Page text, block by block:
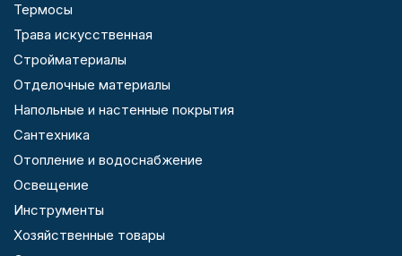
Термосы
Трава искусственная
Стройматериалы
Отделочные материалы
Напольные и настенные покрытия
Сантехника
Отопление и водоснабжение
Освещение
Инструменты
Хозяйственные товары